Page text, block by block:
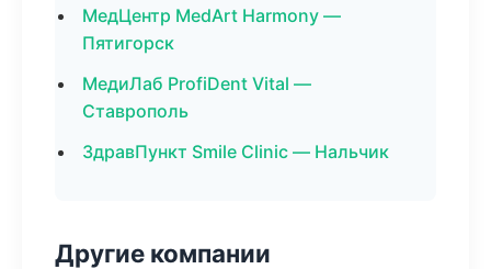
МедЦентр MedArt Harmony —
Пятигорск
МедиЛаб ProfiDent Vital —
Ставрополь
ЗдравПункт Smile Clinic — Нальчик
Другие компании